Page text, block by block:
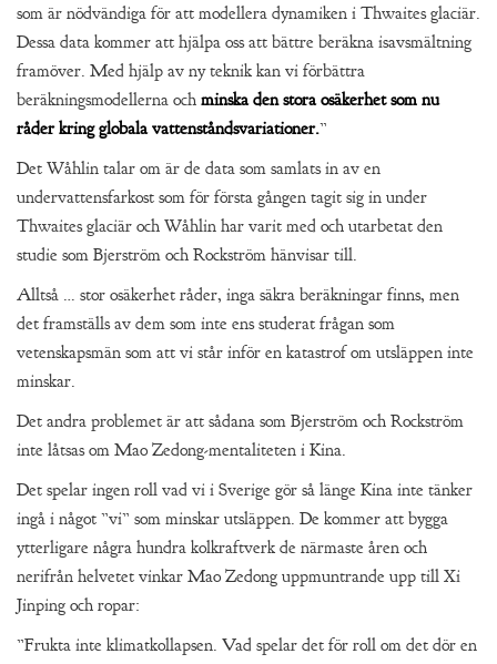
som är nödvändiga för att modellera dynamiken i Thwaites glaciär.
Dessa data kommer att hjälpa oss att bättre beräkna isavsmältning
framöver. Med hjälp av ny teknik kan vi förbättra
beräkningsmodellerna och minska den stora osäkerhet som nu
råder kring globala vattenståndsvariationer.”
Det Wåhlin talar om är de data som samlats in av en
undervattensfarkost som för första gången tagit sig in under
Thwaites glaciär och Wåhlin har varit med och utarbetat den
studie som Bjerström och Rockström hänvisar till.
Alltså … stor osäkerhet råder, inga säkra beräkningar finns, men
det framställs av dem som inte ens studerat frågan som
vetenskapsmän som att vi står inför en katastrof om utsläppen inte
minskar.
Det andra problemet är att sådana som Bjerström och Rockström
inte låtsas om Mao Zedong-mentaliteten i Kina.
Det spelar ingen roll vad vi i Sverige gör så länge Kina inte tänker
ingå i något ”vi” som minskar utsläppen. De kommer att bygga
ytterligare några hundra kolkraftverk de närmaste åren och
nerifrån helvetet vinkar Mao Zedong uppmuntrande upp till Xi
Jinping och ropar:
”Frukta inte klimatkollapsen. Vad spelar det för roll om det dör en